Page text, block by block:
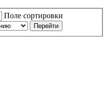
Поле сортировки